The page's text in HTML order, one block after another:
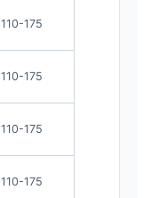
110-175
110-175
110-175
110-175